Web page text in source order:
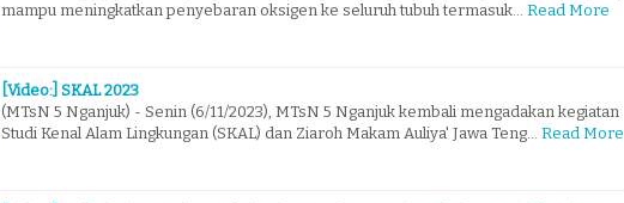
mampu meningkatkan penyebaran oksigen ke seluruh tubuh termasuk… Read More
[Video:] SKAL 2023
(MTsN 5 Nganjuk) - Senin (6/11/2023), MTsN 5 Nganjuk kembali mengadakan kegiatan
Studi Kenal Alam Lingkungan (SKAL) dan Ziaroh Makam Auliya' Jawa Teng… Read More